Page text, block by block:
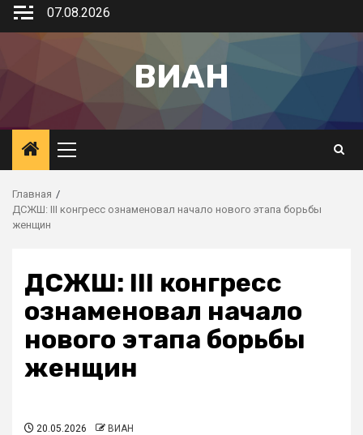
07.08.2026
ВИАН
Главная
ДСЖШ: III конгресс ознаменовал начало нового этапа борьбы
женщин
ДСЖШ: III конгресс
ознаменовал начало
нового этапа борьбы
женщин
20.05.2026 ВИАН